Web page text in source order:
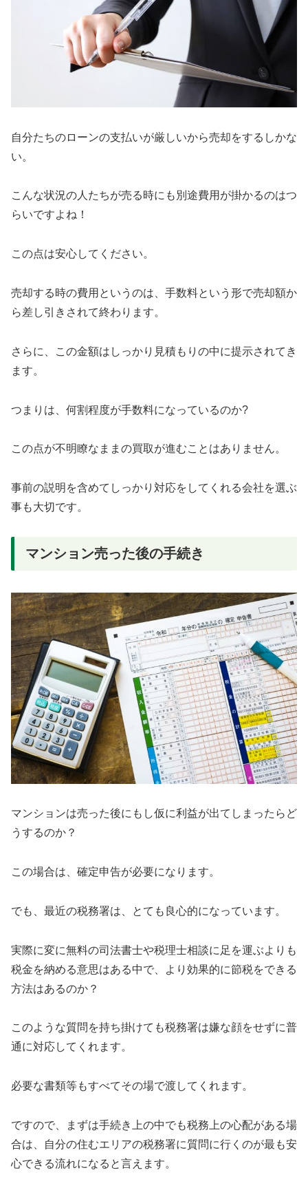
自分たちのローンの支払いが厳しいから売却をするしかな
い。
こんな状況の人たちが売る時にも別途費用が掛かるのはつ
らいですよね！
この点は安心してください。
売却する時の費用というのは、手数料という形で売却額か
ら差し引きされて終わります。
さらに、この金額はしっかり見積もりの中に提示されてき
ます。
つまりは、何割程度が手数料になっているのか?
この点が不明瞭なままの買取が進むことはありません。
事前の説明を含めてしっかり対応をしてくれる会社を選ぶ
事も大切です。
マンション売った後の手続き
マンションは売った後にもし仮に利益が出てしまったらど
うするのか？
この場合は、確定申告が必要になります。
でも、最近の税務署は、とても良心的になっています。
実際に変に無料の司法書士や税理士相談に足を運ぶよりも
税金を納める意思はある中で、より効果的に節税をできる
方法はあるのか？
このような質問を持ち掛けても税務署は嫌な顔をせずに普
通に対応してくれます。
必要な書類等もすべてその場で渡してくれます。
ですので、まずは手続き上の中でも税務上の心配がある場
合は、自分の住むエリアの税務署に質問に行くのが最も安
心できる流れになると言えます。